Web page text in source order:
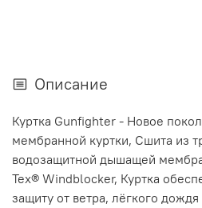
Описание
Куртка Gunfighter - Новое
мембранной куртки, Сшита из
водозащитной дышащей
Tex® Windblocker, Куртка
защиту от ветра, лёгкого